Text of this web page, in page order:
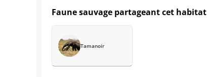
Faune sauvage partageant cet habitat
Tamanoir